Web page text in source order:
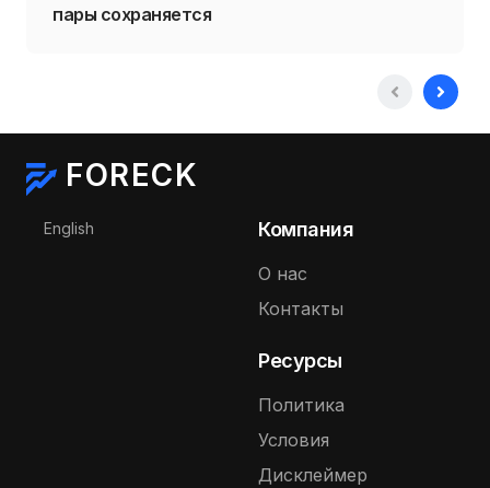
пары сохраняется
FORECK
Выберите язык
English Компания
О нас
Контакты
Ресурсы
Политика
Условия
Дисклеймер